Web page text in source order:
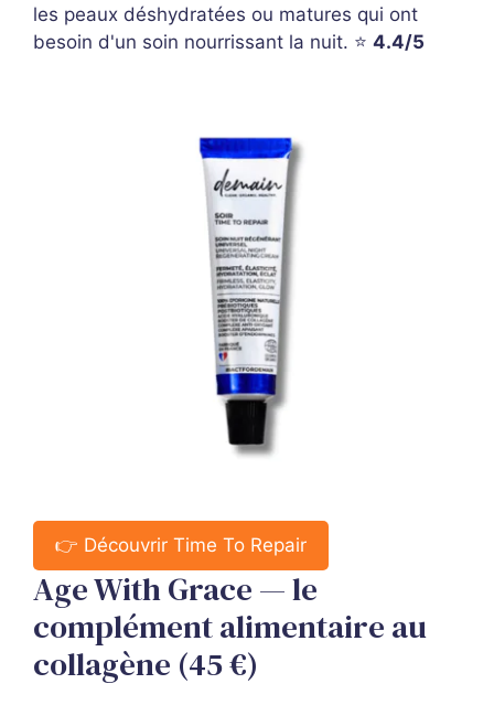
les peaux déshydratées ou matures qui ont
besoin d'un soin nourrissant la nuit. ⭐ 4.4/5
👉 Découvrir Time To Repair
Age With Grace — le
complément alimentaire au
collagène (45 €)